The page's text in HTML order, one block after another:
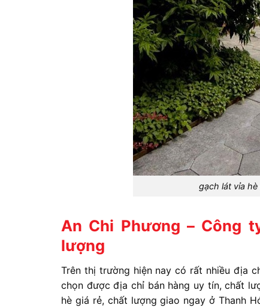
gạch lát vỉa
An Chi Phương – Công
lượng
Trên thị trường hiện nay có rất nhiều địa
chọn được địa chỉ bán hàng uy tín, chất
hè giá rẻ, chất lượng giao ngay ở Thanh